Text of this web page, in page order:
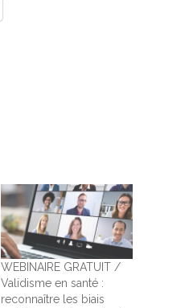
WEBINAIRE GRATUIT /
Validisme en santé :
reconnaître les biais